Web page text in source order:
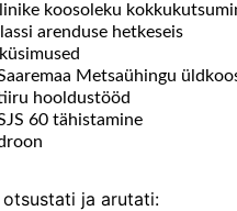
koosoleku
arenduse hetkeseis
Metsaühingu
tähistamine
otsustati ja arutati: